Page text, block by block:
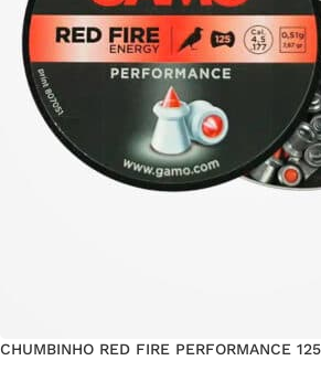
CHUMBINHO RED FIRE PERFORMANCE